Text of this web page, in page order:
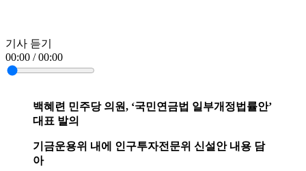
기사 듣기
00:00 / 00:00
백혜련 민주당 의원, ‘국민연금법 일부개정법률안’
대표 발의
기금운용위 내에 인구투자전문위 신설안 내용 담
아